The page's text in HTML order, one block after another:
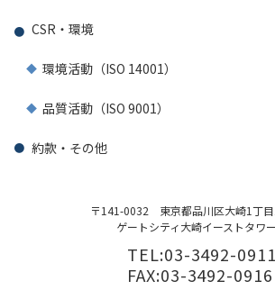
〒141-0032 東京都品川区大崎1丁
ゲートシティ大崎イーストタワ
TEL:03-3492-0911
FAX:03-3492-0916
CSR・環境
環境活動（ISO 14001）
品質活動（ISO 9001）
約款・その他